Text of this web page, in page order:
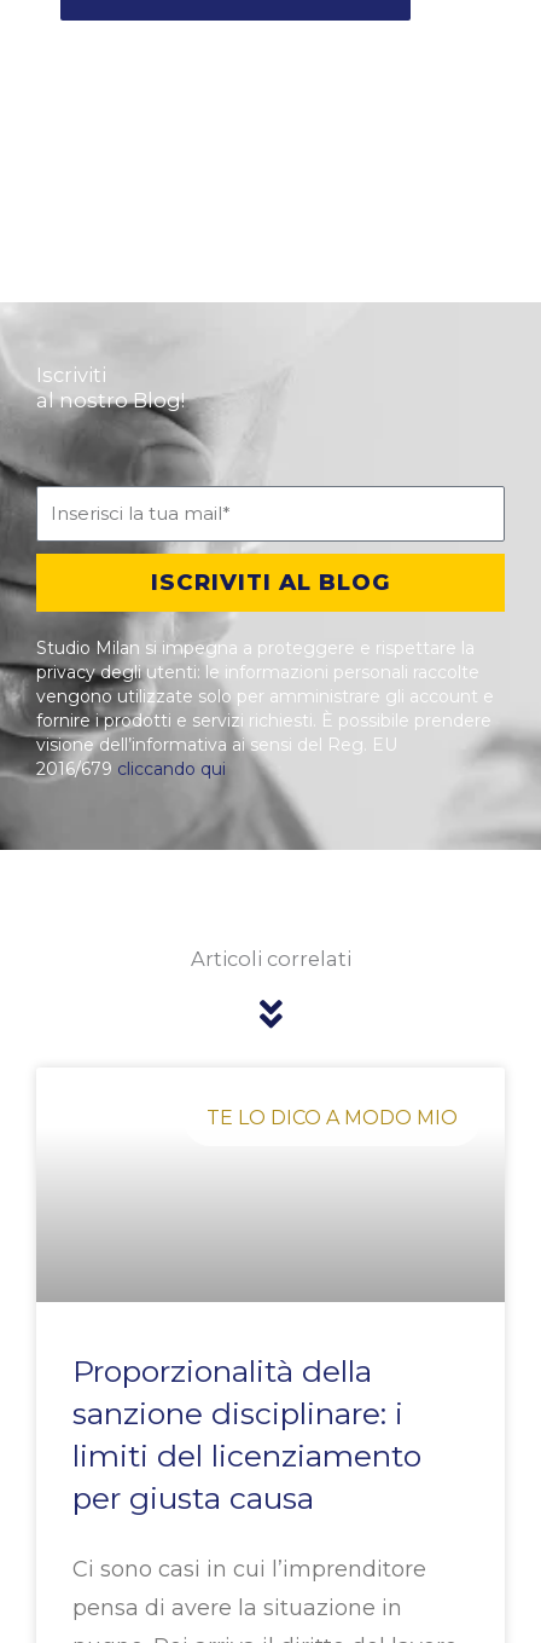
Iscriviti
al nostro Blog!
ISCRIVITI AL BLOG
Studio Milan si impegna a proteggere e rispettare la
privacy degli utenti: le informazioni personali raccolte
vengono utilizzate solo per amministrare gli account e
fornire i prodotti e servizi richiesti. È possibile prendere
visione dell’informativa ai sensi del Reg. EU
2016/679 cliccando qui
Articoli correlati
TE LO DICO A MODO MIO
Proporzionalità della
sanzione disciplinare: i
limiti del licenziamento
per giusta causa
Ci sono casi in cui l’imprenditore
pensa di avere la situazione in